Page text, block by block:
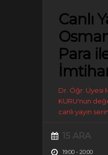
Canlı
Para
Dr. Öğr. Üyesi
KURU'nun
canlı yayın
15 ARA
19:00 - 20:00